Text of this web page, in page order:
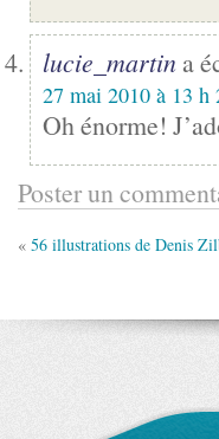
lucie_martin a
27 mai 2010 à 13 h
Oh énorme!
Poster un
« 56 illustrations de Denis